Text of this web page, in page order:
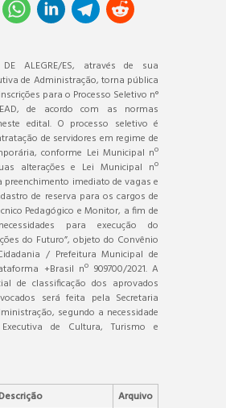
DE ALEGRE/ES, através de sua
de Administração, torna pública
para o Processo Seletivo n°
de acordo com as normas
edital. O processo seletivo é
de servidores em regime de
conforme Lei Municipal nº
alterações e Lei Municipal nº
preenchimento imediato de vagas e
de reserva para os cargos de
Pedagógico e Monitor, a fim de
para execução do
do Futuro”, objeto do Convênio
/ Prefeitura Municipal de
+Brasil nº 909700/2021. A
de classificação dos aprovados
será feita pela Secretaria
segundo a necessidade
de Cultura, Turismo e
Arquivo